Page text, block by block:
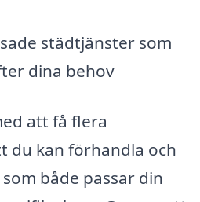
städtjänster som
dina behov
att få flera
du kan förhandla och
både passar din